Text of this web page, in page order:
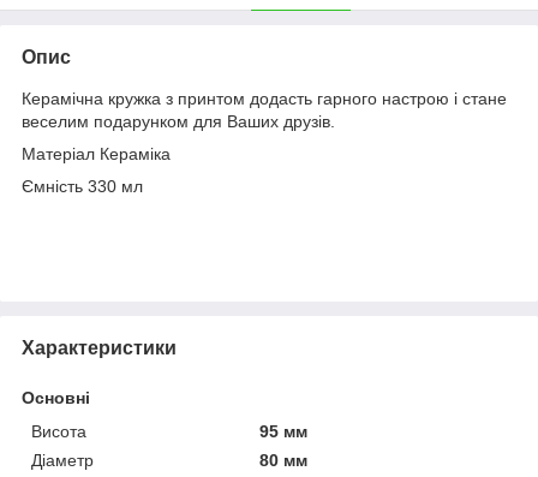
Опис
Керамічна кружка з принтом додасть гарного настрою і стане
веселим подарунком для Ваших друзів.
Матеріал Кераміка
Ємність 330 мл
Характеристики
Основні
Висота
95 мм
Діаметр
80 мм